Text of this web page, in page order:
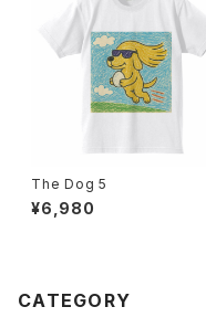
The Dog 5
¥6,980
CATEGORY